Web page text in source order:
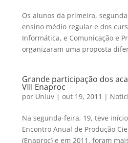
Os alunos da primeira,
ensino médio regular e dos
Informática, e Comunicação e
organizaram uma proposta
Grande participação dos
VIII Enaproc
por Uniuv| out 19, 2011 |
Na segunda-feira, 19, teve
Encontro Anual de Produção
(Enaproc) e em 2011, foram